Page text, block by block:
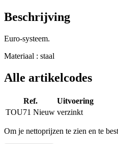
Beschrijving
Euro-systeem.
Materiaal : staal
Alle artikelcodes
Ref.
Uitvoering
TOU71 Nieuw verzinkt
Om je nettoprijzen te zien en te